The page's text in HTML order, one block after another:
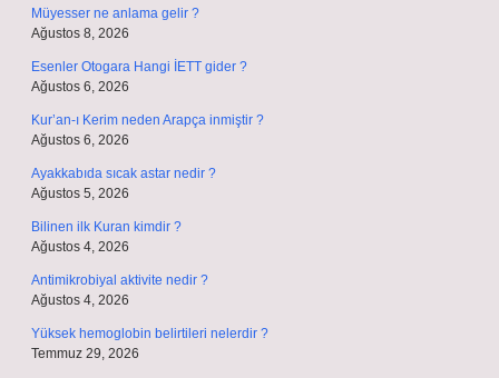
Müyesser ne anlama gelir ?
Ağustos 8, 2026
Esenler Otogara Hangi İETT gider ?
Ağustos 6, 2026
Kur’an-ı Kerim neden Arapça inmiştir ?
Ağustos 6, 2026
Ayakkabıda sıcak astar nedir ?
Ağustos 5, 2026
Bilinen ilk Kuran kimdir ?
Ağustos 4, 2026
Antimikrobiyal aktivite nedir ?
Ağustos 4, 2026
Yüksek hemoglobin belirtileri nelerdir ?
Temmuz 29, 2026